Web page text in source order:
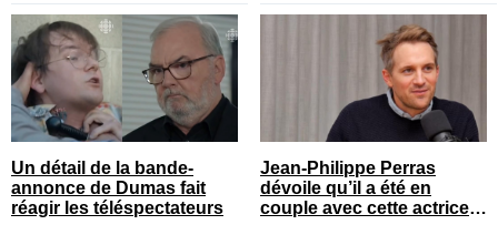
Un détail de la bande-
annonce de Dumas fait
réagir les téléspectateurs
Jean-Philippe Perras
dévoile qu’il a été en
couple avec cette actrice